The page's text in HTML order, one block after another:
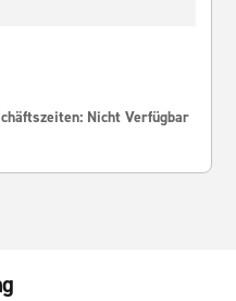
Nicht Verfügbar